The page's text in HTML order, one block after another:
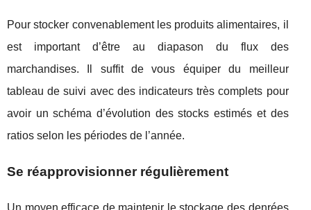
Pour stocker convenablement les produits alimentaires, il
est important d’être au diapason du flux des
marchandises. Il suffit de vous équiper du meilleur
tableau de suivi avec des indicateurs très complets pour
avoir un schéma d’évolution des stocks estimés et des
ratios selon les périodes de l’année.
Se réapprovisionner régulièrement